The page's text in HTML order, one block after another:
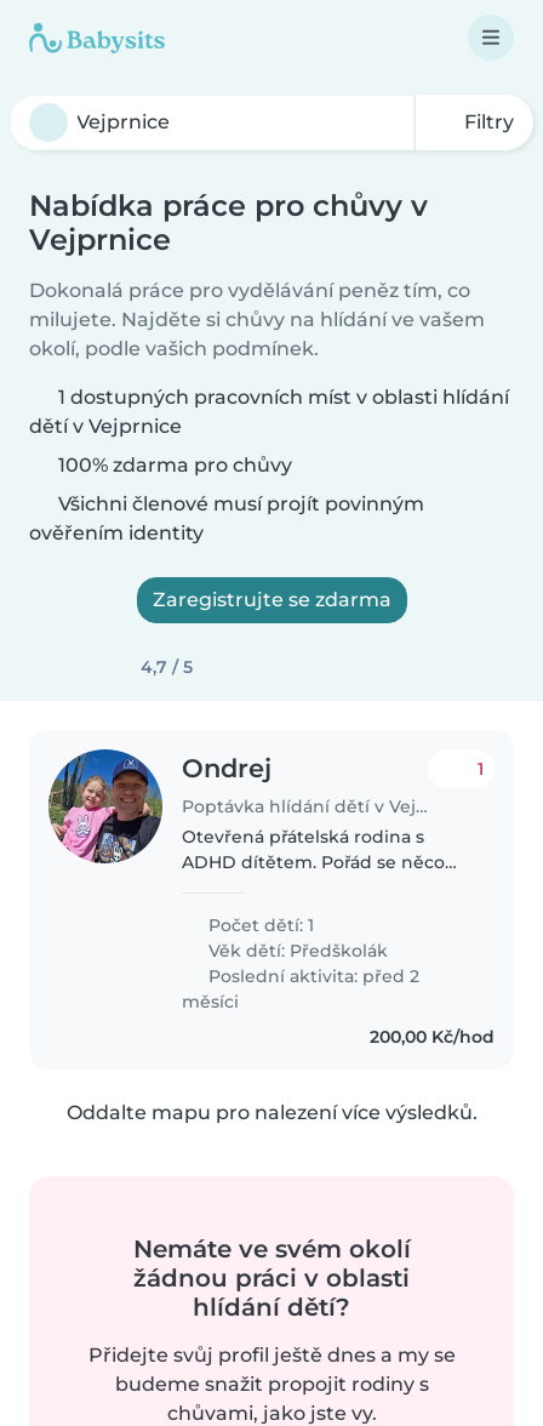
Filtry
Nabídka práce pro chůvy v
Vejprnice
Dokonalá práce pro vydělávání peněz tím, co
milujete. Najděte si chůvy na hlídání ve vašem
okolí, podle vašich podmínek.
1 dostupných pracovních míst v oblasti hlídání
dětí v Vejprnice
100% zdarma pro chůvy
Všichni členové musí projít povinným
ověřením identity
Zaregistrujte se zdarma
4,7 / 5
Ondrej
Poptávka hlídání dětí v Vejprnice
1
Otevřená přátelská rodina s
ADHD dítětem. Pořád se něco
Počet dětí: 1
Věk dětí: Předškolák
Poslední aktivita: před 2
měsíci
200,00 Kč/hod
Oddalte mapu pro nalezení více výsledků.
Nemáte ve svém okolí
žádnou práci v oblasti
hlídání dětí?
Přidejte svůj profil ještě dnes a my se
budeme snažit propojit rodiny s
chůvami, jako jste vy.